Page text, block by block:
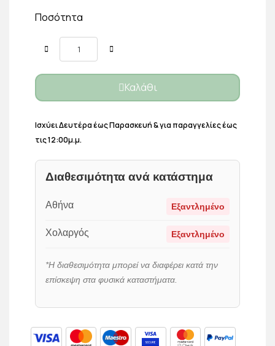
Ποσότητα
Καλάθι
Ισχύει Δευτέρα έως Παρασκευή & για παραγγελίες έως
τις 12:00μ.μ.
Διαθεσιμότητα ανά κατάστημα
Αθήνα Εξαντλημένο
Χολαργός Εξαντλημένο
*Η διαθεσιμότητα μπορεί να διαφέρει κατά την
επίσκεψη στα φυσικά καταστήματα.